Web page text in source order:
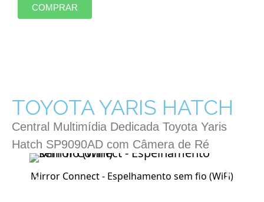
COMPRAR
TOYOTA YARIS HATCH
Central Multimídia Dedicada Toyota Yaris
Hatch SP9090AD com Câmera de Ré
Mirror Connect - Espelhamento sem fio (WiFi)